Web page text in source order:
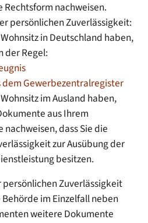
Rechtsform nachweisen.
persönlichen Zuverlässigkeit:
in Deutschland haben,
der Regel:
dem Gewerbezentralregister
im Ausland haben,
aus Ihrem
dass Sie die
zur Ausübung der
besitzen.
Zuverlässigkeit
im Einzelfall neben
weitere Dokumente